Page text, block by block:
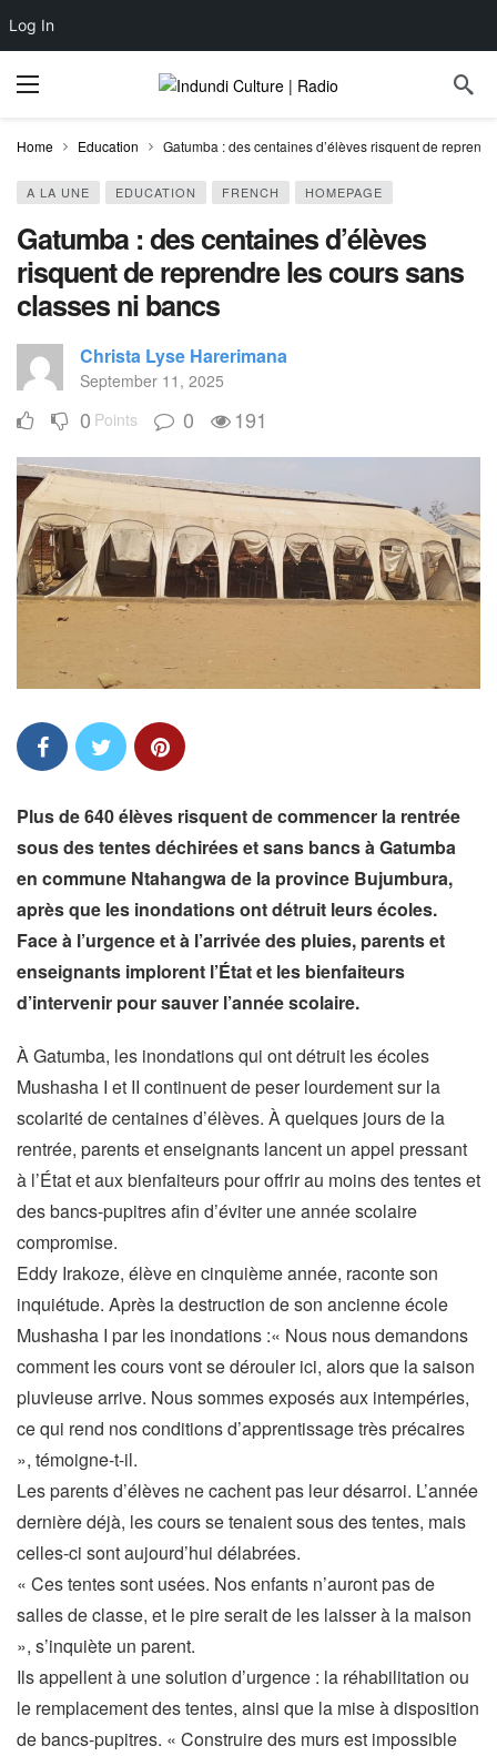
Log In
Home Education Gatumba : des centaines d’élèves risquent de
A LA UNE EDUCATION FRENCH HOMEPAGE
Gatumba : des centaines d’élèves
risquent de reprendre les cours sans
classes ni bancs
Christa Lyse Harerimana
September 11, 2025
0 Points 0 191
Plus de 640 élèves risquent de commencer la rentrée
sous des tentes déchirées et sans bancs à Gatumba
en commune Ntahangwa de la province Bujumbura,
après que les inondations ont détruit leurs écoles.
Face à l’urgence et à l’arrivée des pluies, parents et
enseignants implorent l’État et les bienfaiteurs
d’intervenir pour sauver l’année scolaire.
À Gatumba, les inondations qui ont détruit les écoles
Mushasha I et II continuent de peser lourdement sur la
scolarité de centaines d’élèves. À quelques jours de la
rentrée, parents et enseignants lancent un appel pressant
à l’État et aux bienfaiteurs pour offrir au moins des tentes et
des bancs-pupitres afin d’éviter une année scolaire
compromise.
Eddy Irakoze, élève en cinquième année, raconte son
inquiétude. Après la destruction de son ancienne école
Mushasha I par les inondations :« Nous nous demandons
comment les cours vont se dérouler ici, alors que la saison
pluvieuse arrive. Nous sommes exposés aux intempéries,
ce qui rend nos conditions d’apprentissage très précaires
», témoigne-t-il.
Les parents d’élèves ne cachent pas leur désarroi. L’année
dernière déjà, les cours se tenaient sous des tentes, mais
celles-ci sont aujourd’hui délabrées.
« Ces tentes sont usées. Nos enfants n’auront pas de
salles de classe, et le pire serait de les laisser à la maison
», s’inquiète un parent.
Ils appellent à une solution d’urgence : la réhabilitation ou
le remplacement des tentes, ainsi que la mise à disposition
de bancs-pupitres. « Construire des murs est impossible